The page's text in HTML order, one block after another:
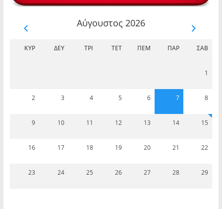
Αύγουστος 2026
ΚΥΡ ΔΕΥ ΤΡΊ ΤΕΤ ΠΈΜ ΠΑΡ ΣΆΒ
1
2 3 4 5 6 7 8
9 10 11 12 13 14 15
16 17 18 19 20 21 22
23 24 25 26 27 28 29